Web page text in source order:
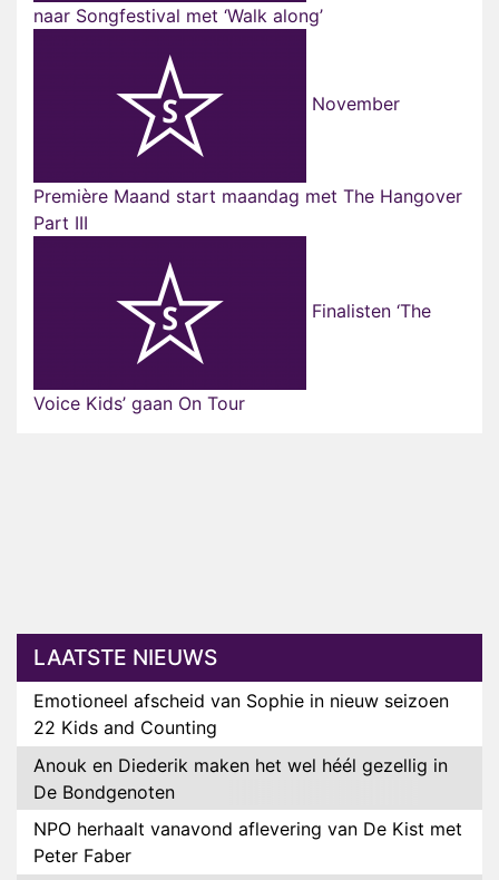
naar Songfestival met ‘Walk along’
November
Première Maand start maandag met The Hangover
Part III
Finalisten ‘The
Voice Kids’ gaan On Tour
LAATSTE NIEUWS
Emotioneel afscheid van Sophie in nieuw seizoen
22 Kids and Counting
Anouk en Diederik maken het wel héél gezellig in
De Bondgenoten
NPO herhaalt vanavond aflevering van De Kist met
Peter Faber